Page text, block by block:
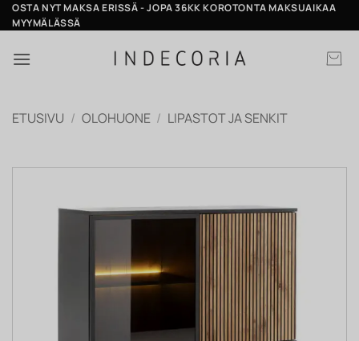
Skip
to
OSTA NYT MAKSA ERISSÄ - JOPA 36KK KOROTONTA MAKSUAIKAA
MYYMÄLÄSSÄ
ETUSIVU / OLOHUONE / LIPASTOT JA SENKIT